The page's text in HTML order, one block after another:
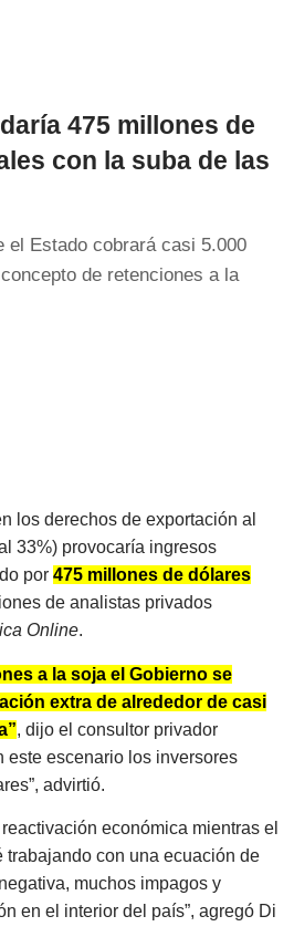
475 millones de
con la suba de las
el Estado cobrará casi 5.000
de retenciones a la
los derechos de exportación al
33%) provocaría ingresos
por 475 millones de dólares
de analistas privados
Online.
a la soja el Gobierno se
extra de alrededor de casi
, dijo el consultor privador
este escenario los inversores
advirtió.
económica mientras el
trabajando con una ecuación de
muchos impagos y
en el interior del país”, agregó Di